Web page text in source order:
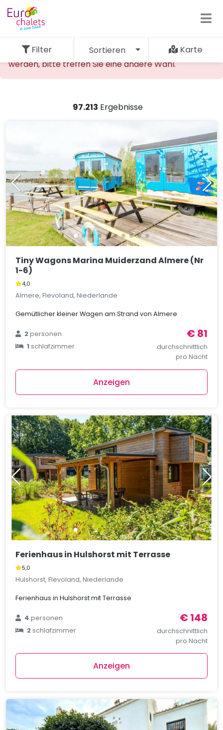
Die gewünschte Unterkunft kann nicht gefunden
werden, bitte treffen Sie eine andere Wahl.
97.213 Ergebnisse
Filter Sortieren Karte
Tiny Wagons Marina Muiderzand Almere (Nr
1-6)
4,0
Almere, Flevoland, Niederlande
Gemütlicher kleiner Wagen am Strand von Almere
2personen
1schlafzimmer
€ 81
durchschnittlich
pro Nacht
Anzeigen
Ferienhaus in Hulshorst mit Terrasse
5,0
Hulshorst, Flevoland, Niederlande
Ferienhaus in Hulshorst mit Terrasse
4personen
2schlafzimmer
€ 148
durchschnittlich
pro Nacht
Anzeigen